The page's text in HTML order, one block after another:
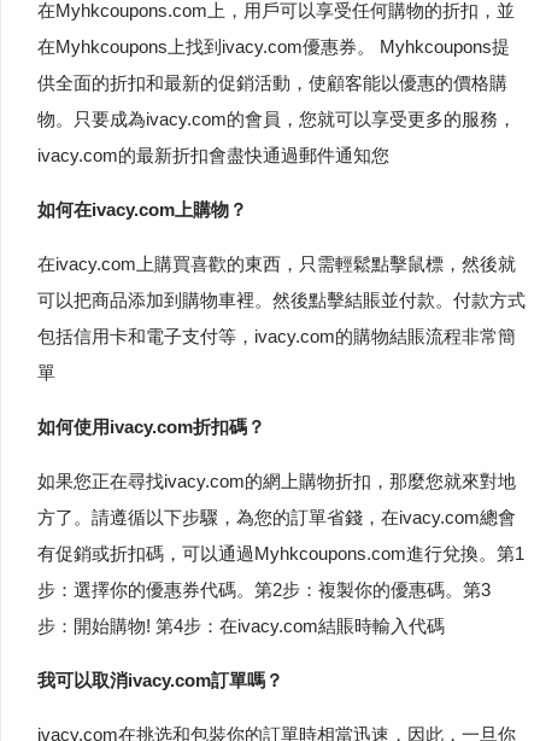
在Myhkcoupons.com上，用戶可以享受任何購物的折扣，並
在Myhkcoupons上找到ivacy.com優惠券。 Myhkcoupons提
供全面的折扣和最新的促銷活動，使顧客能以優惠的價格購
物。只要成為ivacy.com的會員，您就可以享受更多的服務，
ivacy.com的最新折扣會盡快通過郵件通知您
如何在ivacy.com上購物？
在ivacy.com上購買喜歡的東西，只需輕鬆點擊鼠標，然後就
可以把商品添加到購物車裡。然後點擊結賬並付款。付款方式
包括信用卡和電子支付等，ivacy.com的購物結賬流程非常簡
單
如何使用ivacy.com折扣碼？
如果您正在尋找ivacy.com的網上購物折扣，那麼您就來對地
方了。請遵循以下步驟，為您的訂單省錢，在ivacy.com總會
有促銷或折扣碼，可以通過Myhkcoupons.com進行兌換。第1
步：選擇你的優惠券代碼。第2步：複製你的優惠碼。第3
步：開始購物! 第4步：在ivacy.com結賬時輸入代碼
我可以取消ivacy.com訂單嗎？
ivacy.com在挑选和包裝你的訂單時相當迅速，因此，一旦你